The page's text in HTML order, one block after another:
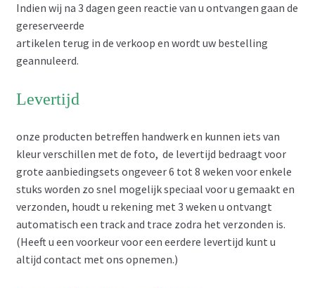
Indien wij na 3 dagen geen reactie van u ontvangen gaan de
gereserveerde
artikelen terug in de verkoop en wordt uw bestelling
geannuleerd.
Levertijd
onze producten betreffen handwerk en kunnen iets van
kleur verschillen met de foto, de levertijd bedraagt voor
grote aanbiedingsets ongeveer 6 tot 8 weken voor enkele
stuks worden zo snel mogelijk speciaal voor u gemaakt en
verzonden, houdt u rekening met 3 weken u ontvangt
automatisch een track and trace zodra het verzonden is.
(Heeft u een voorkeur voor een eerdere levertijd kunt u
altijd contact met ons opnemen.)